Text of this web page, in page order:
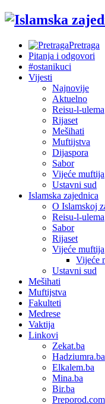
Pretraga
Pitanja i odgovori
#ostanikuci
Vijesti
Najnovije
Aktuelno
Reisu-l-ulema
Rijaset
Mešihati
Muftijstva
Dijaspora
Sabor
Vijeće muftija
Ustavni sud
Islamska zajednica
O Islamskoj
Reisu-l-ulema
Sabor
Rijaset
Vijeće muftija
Vijeće
Ustavni sud
Mešihati
Muftijstva
Fakulteti
Medrese
Vaktija
Linkovi
Zekat.ba
Hadziumra.ba
Elkalem.ba
Mina.ba
Bir.ba
Preporod.com